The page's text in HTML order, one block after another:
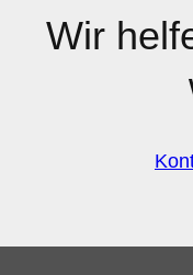
Wir